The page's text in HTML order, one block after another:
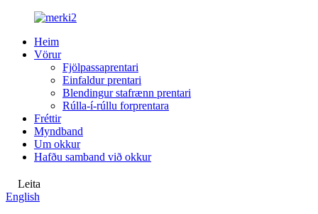
Heim
Vörur
Fjölpassaprentari
Einfaldur prentari
Blendingur stafrænn prentari
Rúlla-í-rúllu forprentara
Fréttir
Myndband
Um okkur
Hafðu samband við okkur
Leita
English